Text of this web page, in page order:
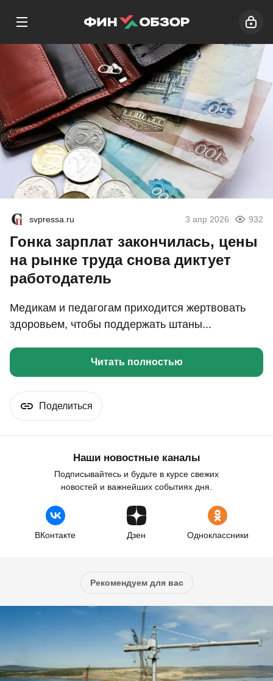
svpressa.ru 3 апр 2026 932
Гонка зарплат закончилась, цены
на рынке труда снова диктует
работодатель
Медикам и педагогам приходится жертвовать
здоровьем, чтобы поддержать штаны...
Читать полностью
Поделиться
Наши новостные каналы
Подписывайтесь и будьте в курсе свежих
новостей и важнейших событиях дня.
ВКонтакте Дзен Одноклассники
Рекомендуем для вас